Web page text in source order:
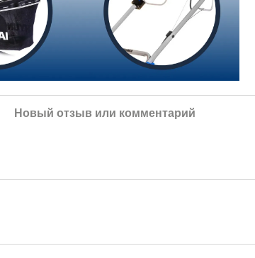
Новый отзыв или комментарий